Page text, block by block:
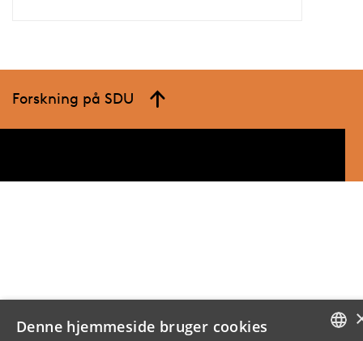
Forskning på SDU
Denne hjemmeside bruger cookies